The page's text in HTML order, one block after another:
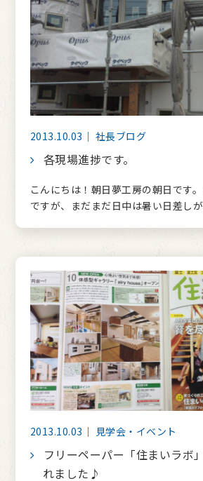
2013.10.03｜ 社長ブログ
各現場進捗です。
こんにちは！朝日夢工房の朝日です
ですが、まだまだ日中は暑い日差し
2013.10.03｜ 見学会・イベント
フリーペーパー「住まいラボ
れました♪